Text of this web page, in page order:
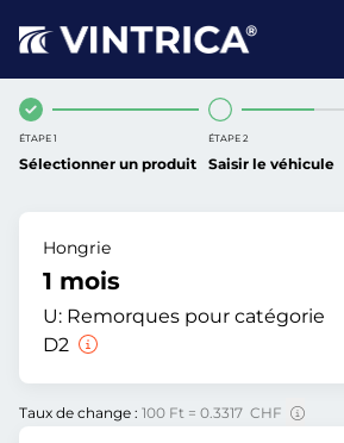
ÉTAPE 1
Sélectionner un produit
ÉTAPE 2
Saisir le véhicule
Hongrie
1 mois
U: Remorques pour catégorie
D2
Taux de change : 100 Ft = 0.3317 CHF